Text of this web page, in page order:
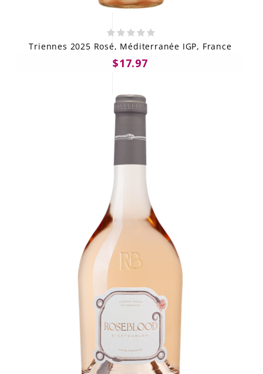
Triennes 2025 Rosé, Méditerranée IGP, France
$17.97